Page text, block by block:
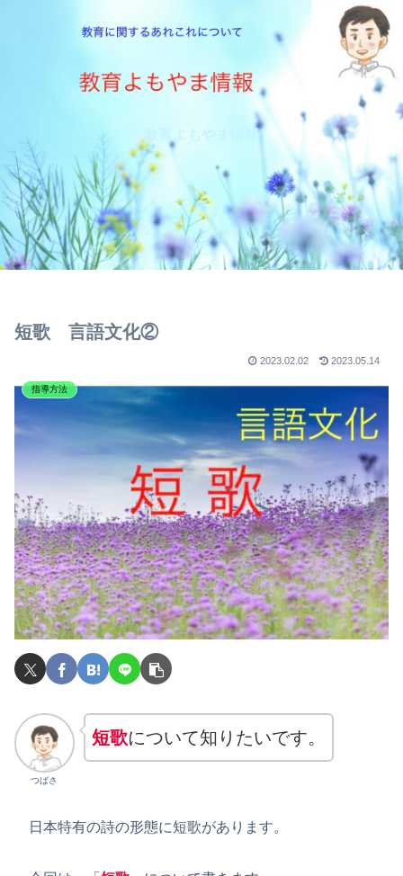
教育よもやま情報
短歌 言語文化②
2023.02.02 2023.05.14
指導方法
つばさ
短歌について知りたいです。
日本特有の詩の形態に短歌があります。